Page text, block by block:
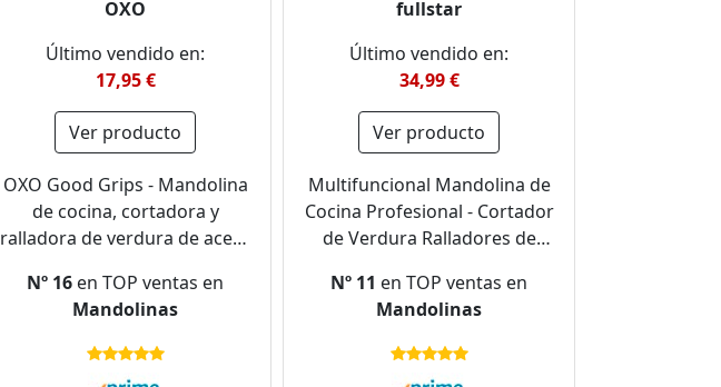
OXO
Último vendido en:
17,95 €
Ver producto
OXO Good Grips - Mandolina
de cocina, cortadora y
ralladora de verdura de acero
Nº 16 en TOP ventas en
Mandolinas
fullstar
Último vendido en:
34,99 €
Ver producto
Multifuncional Mandolina de
Cocina Profesional - Cortador
de Verdura Ralladores de
Tomates Pepinos Queso
Frutas (11-en-1 - Blanco)
Nº 11 en TOP ventas en
Mandolinas